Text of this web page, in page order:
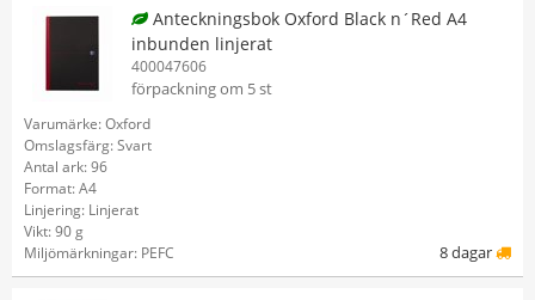
Anteckningsbok Oxford Black n´Red A4
inbunden linjerat
400047606
förpackning om 5 st
Varumärke: Oxford
Omslagsfärg: Svart
Antal ark: 96
Format: A4
Linjering: Linjerat
Vikt: 90 g
Miljömärkningar: PEFC
8 dagar